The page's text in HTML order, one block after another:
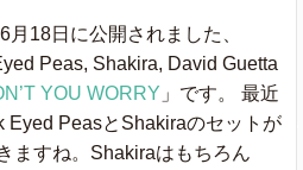
月18日に公開されました、
Peas, Shakira, David Guetta
YOU WORRY 」です。 最近
Eyed PeasとShakiraのセットが
ますね。Shakiraはもちろん